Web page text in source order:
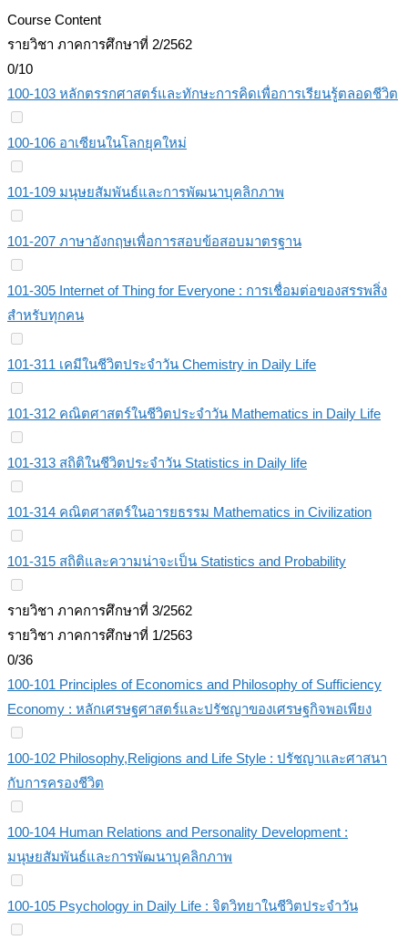
Course Content
รายวิชา ภาคการศึกษาที่ 2/2562
0/10
100-103 หลักตรรกศาสตร์และทักษะการคิดเพื่อการเรียนรู้ตลอดชีวิต
100-106 อาเซียนในโลกยุคใหม่
101-109 มนุษยสัมพันธ์และการพัฒนาบุคลิกภาพ
101-207 ภาษาอังกฤษเพื่อการสอบข้อสอบมาตรฐาน
101-305 Internet of Thing for Everyone : การเชื่อมต่อของสรรพสิ่ง
สำหรับทุกคน
101-311 เคมีในชีวิตประจำวัน Chemistry in Daily Life
101-312 คณิตศาสตร์ในชีวิตประจำวัน Mathematics in Daily Life
101-313 สถิติในชีวิตประจำวัน Statistics in Daily life
101-314 คณิตศาสตร์ในอารยธรรม Mathematics in Civilization
101-315 สถิติและความน่าจะเป็น Statistics and Probability
รายวิชา ภาคการศึกษาที่ 3/2562
รายวิชา ภาคการศึกษาที่ 1/2563
0/36
100-101 Principles of Economics and Philosophy of Sufficiency
Economy : หลักเศรษฐศาสตร์และปรัชญาของเศรษฐกิจพอเพียง
100-102 Philosophy,Religions and Life Style : ปรัชญาและศาสนา
กับการครองชีวิต
100-104 Human Relations and Personality Development :
มนุษยสัมพันธ์และการพัฒนาบุคลิกภาพ
100-105 Psychology in Daily Life : จิตวิทยาในชีวิตประจำวัน